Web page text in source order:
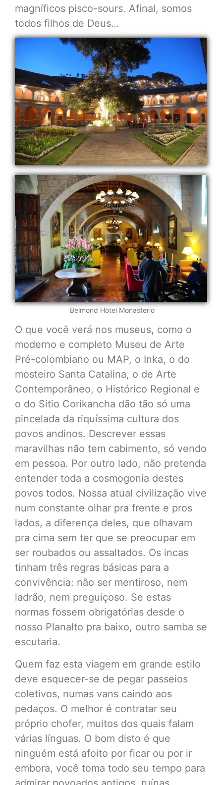
magníficos pisco-sours. Afinal, somos
todos filhos de Deus…
Belmond Hotel Monasterio
O que você verá nos museus, como o
moderno e completo Museu de Arte
Pré-colombiano ou MAP, o Inka, o do
mosteiro Santa Catalina, o de Arte
Contemporâneo, o Histórico Regional e
o do Sitio Corikancha dão tão só uma
pincelada da riquíssima cultura dos
povos andinos. Descrever essas
maravilhas não tem cabimento, só vendo
em pessoa. Por outro lado, não pretenda
entender toda a cosmogonia destes
povos todos. Nossa atual civilização vive
num constante olhar pra frente e pros
lados, a diferença deles, que olhavam
pra cima sem ter que se preocupar em
ser roubados ou assaltados. Os incas
tinham três regras básicas para a
convivência: não ser mentiroso, nem
ladrão, nem preguiçoso. Se estas
normas fossem obrigatórias desde o
nosso Planalto pra baixo, outro samba se
escutaria.
Quem faz esta viagem em grande estilo
deve esquecer-se de pegar passeios
coletivos, numas vans caindo aos
pedaços. O melhor é contratar seu
próprio chofer, muitos dos quais falam
várias línguas. O bom disto é que
ninguém está afoito por ficar ou por ir
embora, você toma todo seu tempo para